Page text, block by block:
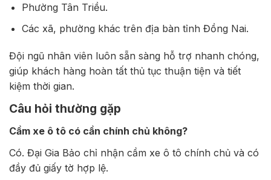
Phường Tân Triều.
Các xã, phường khác trên địa bàn tỉnh Đồng Nai.
Đội ngũ nhân viên luôn sẵn sàng hỗ trợ nhanh chóng,
giúp khách hàng hoàn tất thủ tục thuận tiện và tiết
kiệm thời gian.
Câu hỏi thường gặp
Cầm xe ô tô có cần chính chủ không?
Có. Đại Gia Bảo chỉ nhận cầm xe ô tô chính chủ và có
đầy đủ giấy tờ hợp lệ.